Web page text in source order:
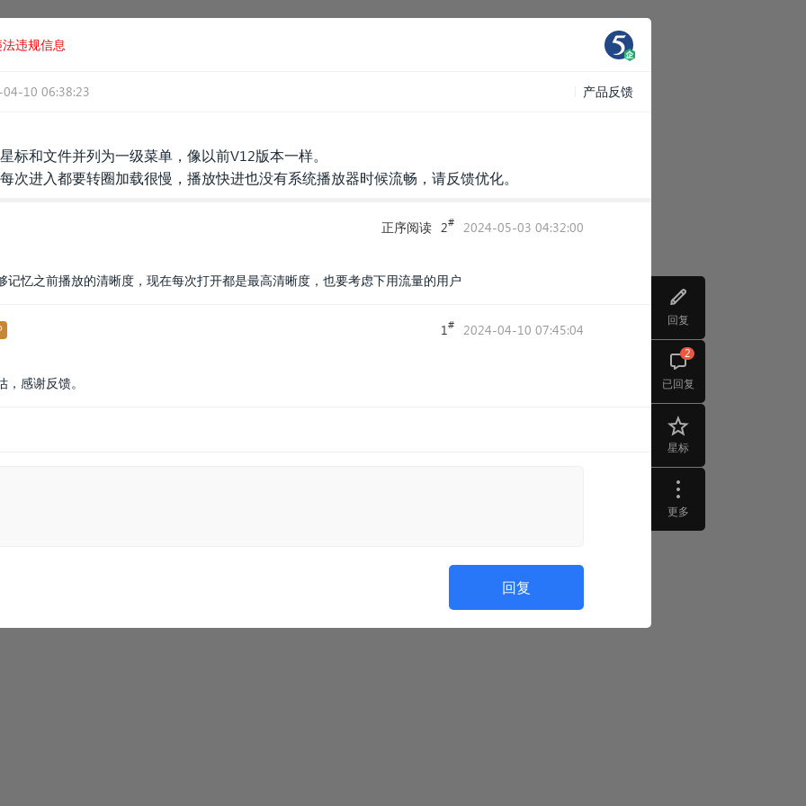
回复
已回复
2
星标
更多
违规信息
10 06:38:23 产品反馈
标和文件并列为一级菜单，像以前V12版本一样。
次进入都要转圈加载很慢，播放快进也没有系统播放器时候流畅，请反馈优化。
正序阅读 2# 2024-05-03 04:32:00
忆之前播放的清晰度，现在每次打开都是最高清晰度，也要考虑下用流量的用户
1# 2024-04-10 07:45:04
感谢反馈。
回复